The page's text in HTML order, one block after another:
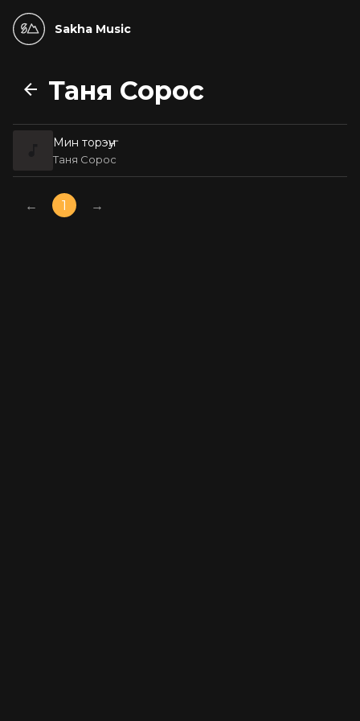
Sakha Music
Таня Сорос
Мин торэҥу
Таня Сорос
← 1 →